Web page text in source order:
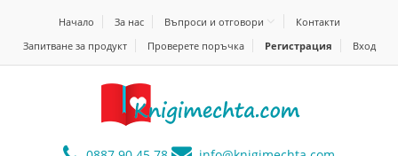
Начало За нас Въпроси и отговори
Контакти
Запитване за продукт
Проверете поръчка Регистрация Вход